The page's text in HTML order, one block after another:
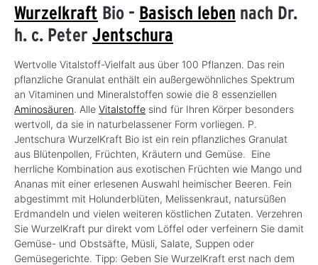
Wurzelkraft Bio - Basisch leben nach Dr.
h. c. Peter Jentschura
Wertvolle Vitalstoff-Vielfalt aus über 100 Pflanzen. Das rein
pflanzliche Granulat enthält ein außergewöhnliches Spektrum
an Vitaminen und Mineralstoffen sowie die 8 essenziellen
Aminosäuren. Alle Vitalstoffe sind für Ihren Körper besonders
wertvoll, da sie in naturbelassener Form vorliegen. P.
Jentschura WurzelKraft Bio ist ein rein pflanzliches Granulat
aus Blütenpollen, Früchten, Kräutern und Gemüse. Eine
herrliche Kombination aus exotischen Früchten wie Mango und
Ananas mit einer erlesenen Auswahl heimischer Beeren. Fein
abgestimmt mit Holunderblüten, Melissenkraut, natursüßen
Erdmandeln und vielen weiteren köstlichen Zutaten. Verzehren
Sie WurzelKraft pur direkt vom Löffel oder verfeinern Sie damit
Gemüse- und Obstsäfte, Müsli, Salate, Suppen oder
Gemüsegerichte. Tipp: Geben Sie WurzelKraft erst nach dem